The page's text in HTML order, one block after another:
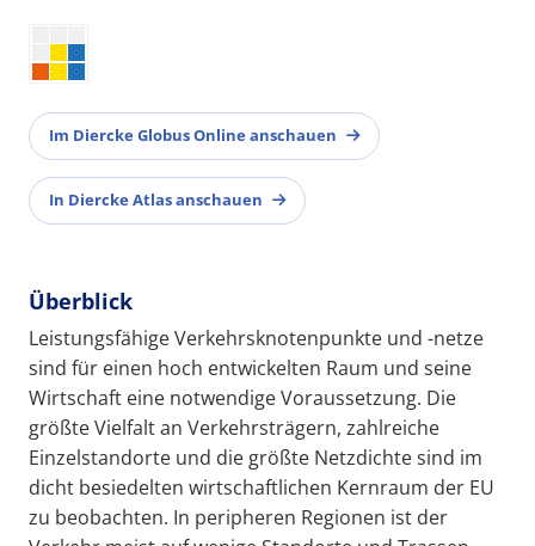
Im Diercke Globus Online anschauen
In Diercke Atlas anschauen
Überblick
Leistungsfähige Verkehrsknotenpunkte und -netze
sind für einen hoch entwickelten Raum und seine
Wirtschaft eine notwendige Voraussetzung. Die
größte Vielfalt an Verkehrsträgern, zahlreiche
Einzelstandorte und die größte Netzdichte sind im
dicht besiedelten wirtschaftlichen Kernraum der EU
zu beobachten. In peripheren Regionen ist der